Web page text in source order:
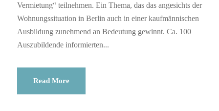
Vermietung“ teilnehmen. Ein Thema, das das angesichts der
Wohnungssituation in Berlin auch in einer kaufmännischen
Ausbildung zunehmend an Bedeutung gewinnt. Ca. 100
Auszubildende informierten...
Read More